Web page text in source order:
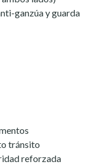
ganzúa y guarda
tránsito
reforzada